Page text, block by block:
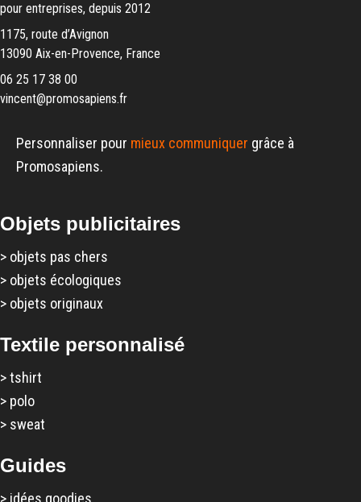
pour entreprises, depuis 2012
1175, route d’Avignon
13090 Aix-en-Provence, France
06 25 17 38 00
vincent@promosapiens.fr
Personnaliser pour mieux communiquer grâce à
Promosapiens.
Objets publicitaires
> objets pas chers
> objets écologiques
> objets originaux
Textile personnalisé
>tshirt
> polo
> sweat
Guides
> idées goodies